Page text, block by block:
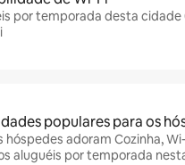
por temporada desta cidade
populares para os
hóspedes adoram Cozinha,
aluguéis por temporada